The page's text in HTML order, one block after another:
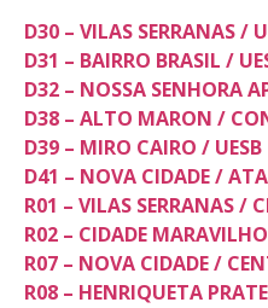
D30 – VILAS SERRANAS /
D31 – BAIRRO BRASIL /
D32 – NOSSA SENHORA
D38 – ALTO MARON /
D39 – MIRO CAIRO / UESB
D41 – NOVA CIDADE /
R01 – VILAS SERRANAS /
R02 – CIDADE
R07 – NOVA CIDADE /
R08 – HENRIQUETA